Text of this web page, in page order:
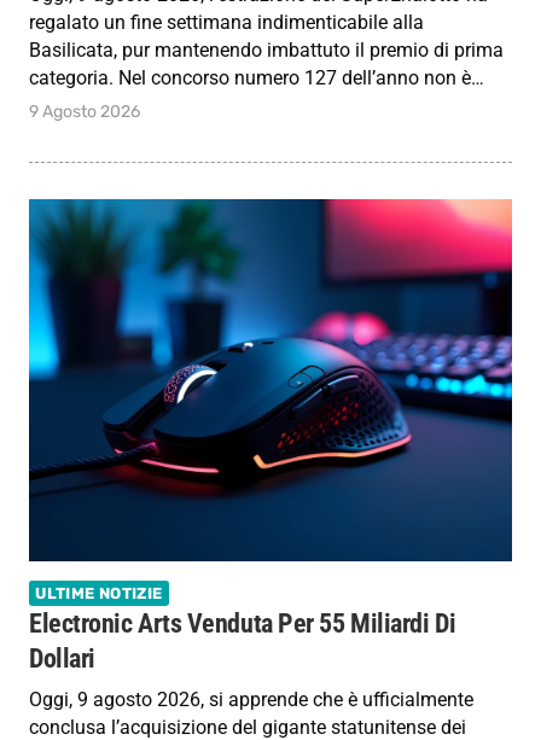
regalato un fine settimana indimenticabile alla
Basilicata, pur mantenendo imbattuto il premio di prima
categoria. Nel concorso numero 127 dell’anno non è…
9 Agosto 2026
ULTIME NOTIZIE
Electronic Arts Venduta Per 55 Miliardi Di
Dollari
Oggi, 9 agosto 2026, si apprende che è ufficialmente
conclusa l’acquisizione del gigante statunitense dei